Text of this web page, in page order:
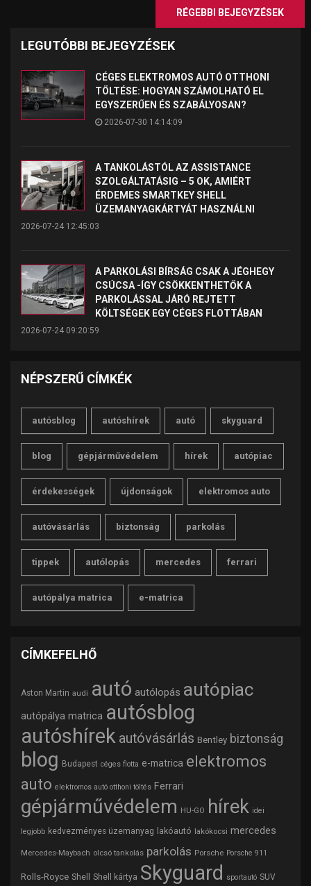
RÉGEBBI BEJEGYZÉSEK
LEGUTÓBBI BEJEGYZÉSEK
CÉGES ELEKTROMOS AUTÓ OTTHONI
TÖLTÉSE: HOGYAN SZÁMOLHATÓ EL
EGYSZERŰEN ÉS SZABÁLYOSAN?
2026-07-30 14:14:09
A TANKOLÁSTÓL AZ ASSISTANCE
SZOLGÁLTATÁSIG – 5 OK, AMIÉRT
ÉRDEMES SMARTKEY SHELL
ÜZEMANYAGKÁRTYÁT HASZNÁLNI
2026-07-24 12:45:03
A PARKOLÁSI BÍRSÁG CSAK A JÉGHEGY
CSÚCSA -ÍGY CSÖKKENTHETŐK A
PARKOLÁSSAL JÁRÓ REJTETT
KÖLTSÉGEK EGY CÉGES FLOTTÁBAN
2026-07-24 09:20:59
NÉPSZERŰ CÍMKÉK
autósblog autóshírek autó skyguard
blog gépjárművédelem hírek autópiac
érdekességek újdonságok elektromos auto
autóvásárlás biztonság parkolás
tippek autólopás mercedes ferrari
autópálya matrica e-matrica
CÍMKEFELHŐ
Aston Martin audi autó autólopás autópiac
autópálya matrica autósblog
autóshírek autóvásárlás Bentley biztonság
blog Budapest céges flotta e-matrica elektromos
auto elektromos autó otthoni töltés Ferrari
gépjárművédelem HU-GO hírek idei
legjobb kedvezményes üzemanyag lakóautó lakókocsi mercedes
Mercedes-Maybach olcsó tankolás parkolás Porsche Porsche 911
Rolls-Royce Shell Shell kártya Skyguard sportautó SUV